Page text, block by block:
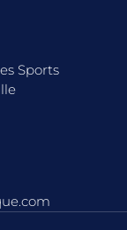
Sports